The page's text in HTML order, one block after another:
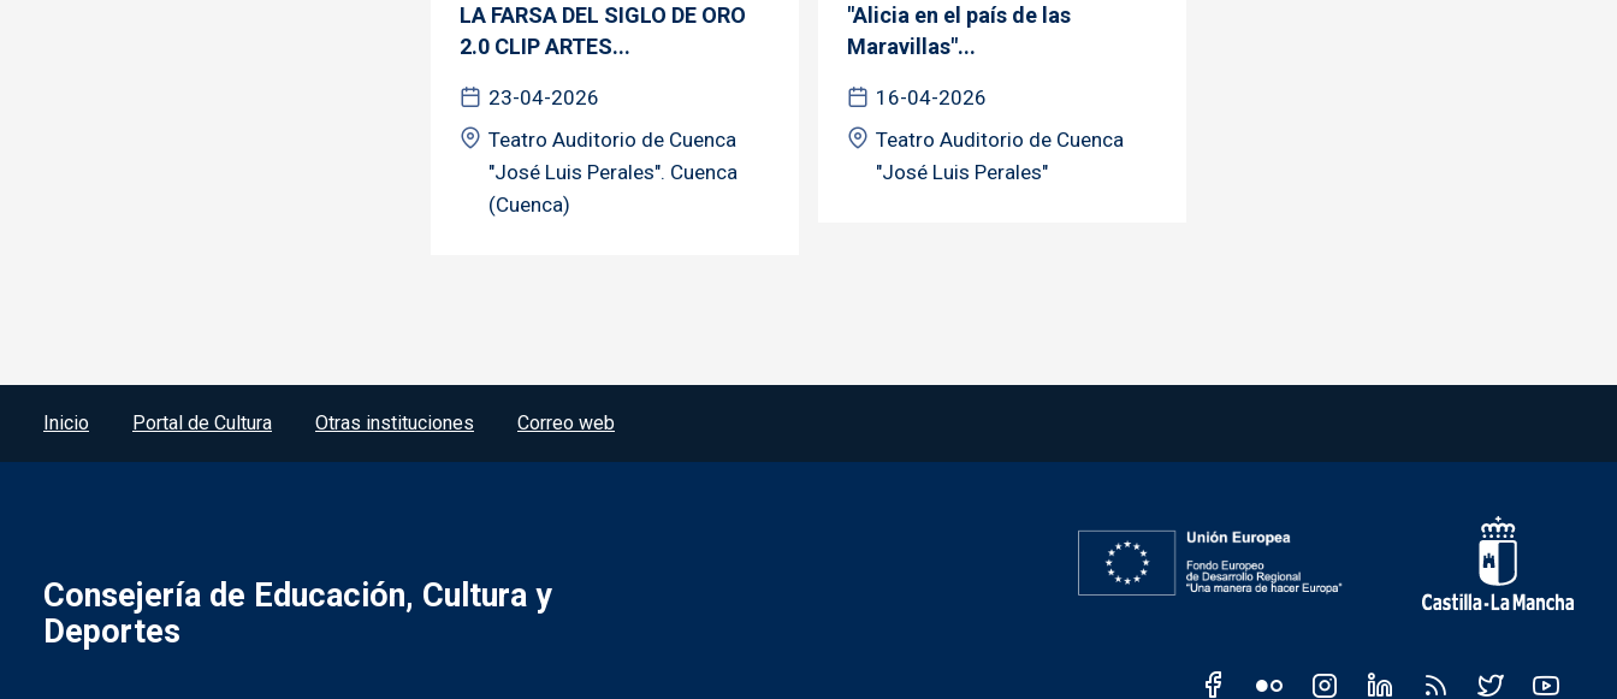
LA FARSA DEL SIGLO DE ORO
2.0 CLIP ARTES...
23-04-2026
Teatro Auditorio de Cuenca
"José Luis Perales". Cuenca
(Cuenca)
"Alicia en el país de las
Maravillas"...
16-04-2026
Teatro Auditorio de Cuenca
"José Luis Perales"
Menú del pie
Inicio Portal de Cultura Otras instituciones Correo web
Consejería de Educación, Cultura y
Deportes